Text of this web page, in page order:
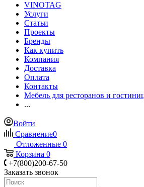
VINOTAG
Услуги
Статьи
Проекты
Бренды
Как купить
Компания
Доставка
Оплата
Контакты
Мебель для ресторанов и
...
Войти
Сравнение0
Отложенные 0
Корзина 0
+7(800)200-67-50
Заказать звонок